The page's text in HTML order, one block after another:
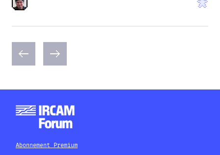
Abonnement Premium